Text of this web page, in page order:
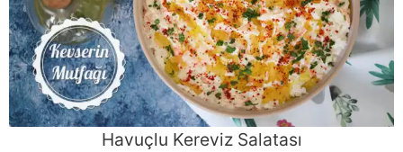
Havuçlu Kereviz Salatası